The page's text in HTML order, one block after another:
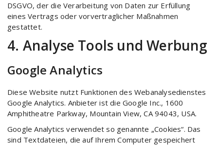
DSGVO, der die Verarbeitung von Daten zur Erfüllung
eines Vertrags oder vorvertraglicher Maßnahmen
gestattet.
4. Analyse Tools und Werbung
Google Analytics
Diese Website nutzt Funktionen des Webanalysedienstes
Google Analytics. Anbieter ist die Google Inc., 1600
Amphitheatre Parkway, Mountain View, CA 94043, USA.
Google Analytics verwendet so genannte „Cookies“. Das
sind Textdateien, die auf Ihrem Computer gespeichert